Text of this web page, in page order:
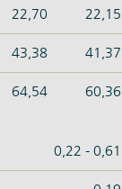
22,70 22,15
43,38 41,37
64,54 60,36
0,22 - 0,61